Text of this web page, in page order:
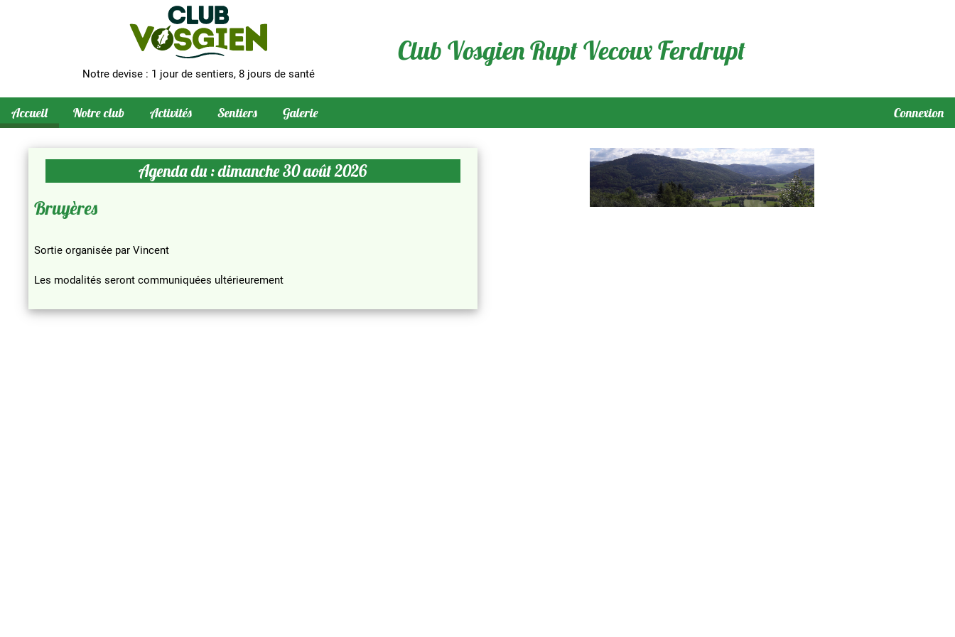
Notre devise : 1 jour de sentiers, 8 jours de santé
Club Vosgien Rupt Vecoux Ferdrupt
Accueil Notre club Activités Sentiers Galerie Connexion
Agenda du : dimanche 30 août 2026
Bruyères
Sortie organisée par Vincent
Les modalités seront communiquées ultérieurement